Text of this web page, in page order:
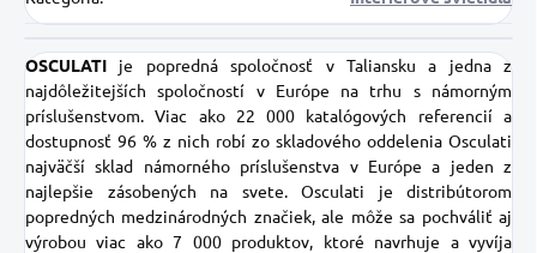
OSCULATI je popredná spoločnosť v Taliansku a jedna z
najdôležitejších spoločností v Európe na trhu s námorným
príslušenstvom. Viac ako 22 000 katalógových referencií a
dostupnosť 96 % z nich robí zo skladového oddelenia Osculati
najväčší sklad námorného príslušenstva v Európe a jeden z
najlepšie zásobených na svete. Osculati je distribútorom
popredných medzinárodných značiek, ale môže sa pochváliť aj
výrobou viac ako 7 000 produktov, ktoré navrhuje a vyvíja